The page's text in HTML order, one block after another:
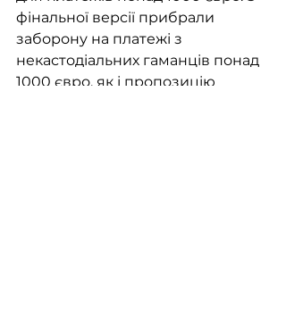
фінальної версії прибрали
заборону на платежі з
некастодіальних гаманців понад
1000 євро, як і пропозицію